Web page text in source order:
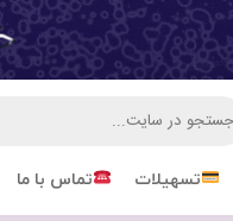
تسهیلات تماس با ما